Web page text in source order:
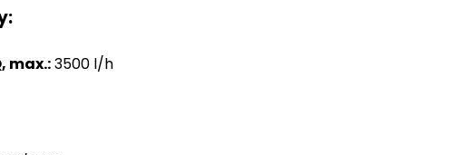
max.:3500 l/h